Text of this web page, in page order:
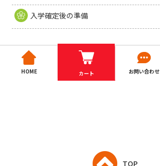
入学確定後の準備
HOME カート お問い合わせ
TOP